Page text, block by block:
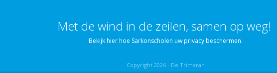
Met de wind in de zeilen, samen op weg!
Bekijk hier hoe Sarkonscholen uw privacy beschermen.
Copyright 2026 - De Trimaran